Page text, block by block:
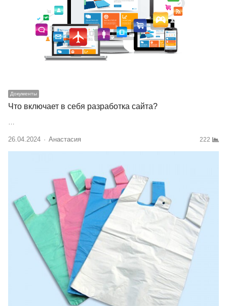
Документы
Что включает в себя разработка сайта?
…
26.04.2024 Author
Анастасия 222